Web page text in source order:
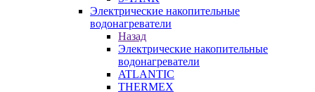
Электрические накопительные
водонагреватели
Назад
Электрические накопительные
водонагреватели
ATLANTIC
THERMEX